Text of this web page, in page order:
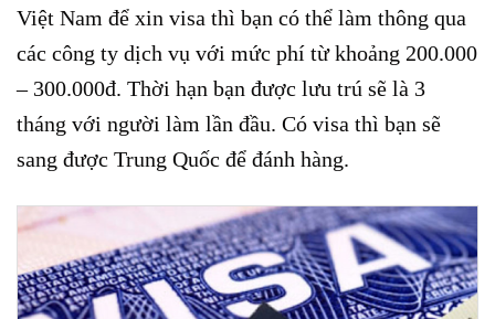
Việt Nam để xin visa thì bạn có thể làm thông qua
các công ty dịch vụ với mức phí từ khoảng 200.000
– 300.000đ. Thời hạn bạn được lưu trú sẽ là 3
tháng với người làm lần đầu. Có visa thì bạn sẽ
sang được Trung Quốc để đánh hàng.